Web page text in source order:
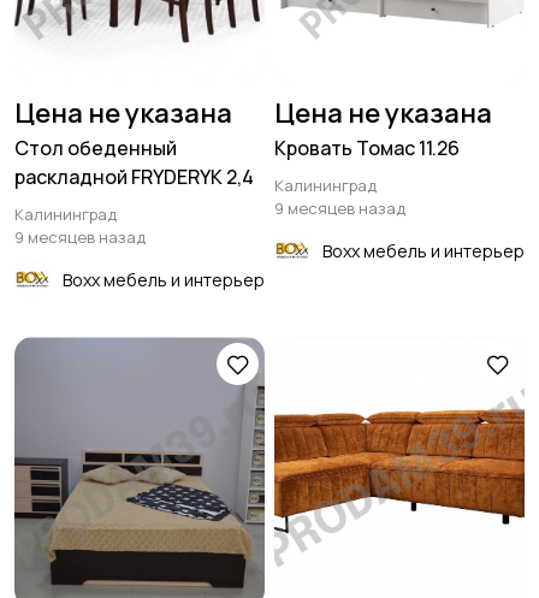
Цена не указана
Стол обеденный
раскладной FRYDERYK 2,4
Калининград
9 месяцев назад
Boxx мебель и интерьер
Цена не указана
Кровать Томас 11.26
Калининград
9 месяцев назад
Boxx мебель и интерьер